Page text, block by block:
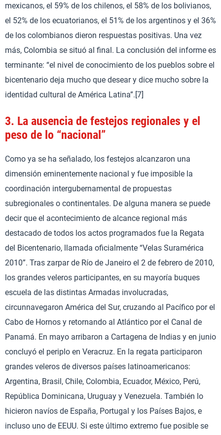
mexicanos, el 59% de los chilenos, el 58% de los bolivianos,
el 52% de los ecuatorianos, el 51% de los argentinos y el 36%
de los colombianos dieron respuestas positivas. Una vez
más, Colombia se situó al final. La conclusión del informe es
terminante: “el nivel de conocimiento de los pueblos sobre el
bicentenario deja mucho que desear y dice mucho sobre la
identidad cultural de América Latina”.[7]
3. La ausencia de festejos regionales y el
peso de lo “nacional”
Como ya se ha señalado, los festejos alcanzaron una
dimensión eminentemente nacional y fue imposible la
coordinación intergubernamental de propuestas
subregionales o continentales. De alguna manera se puede
decir que el acontecimiento de alcance regional más
destacado de todos los actos programados fue la Regata
del Bicentenario, llamada oficialmente “Velas Suramérica
2010”. Tras zarpar de Río de Janeiro el 2 de febrero de 2010,
los grandes veleros participantes, en su mayoría buques
escuela de las distintas Armadas involucradas,
circunnavegaron América del Sur, cruzando al Pacífico por el
Cabo de Hornos y retornando al Atlántico por el Canal de
Panamá. En mayo arribaron a Cartagena de Indias y en junio
concluyó el periplo en Veracruz. En la regata participaron
grandes veleros de diversos países latinoamericanos:
Argentina, Brasil, Chile, Colombia, Ecuador, México, Perú,
República Dominicana, Uruguay y Venezuela. También lo
hicieron navíos de España, Portugal y los Países Bajos, e
incluso uno de EEUU. Si este último extremo fue posible se